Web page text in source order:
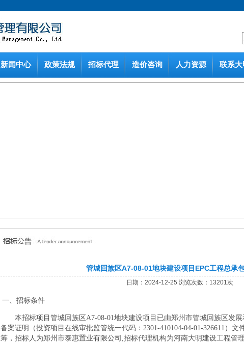
新闻中心 政策法规 招标代理 造价咨询 人力资源 联系大
管城回族区A7-08-01地块建设项目EPC工程总承
日期：2024-12-25 浏览次数：13201次
一、招标条件
本招标项目管城回族区A7-08-01地块建设项目已由郑州市管城回族区发
备案证明（投资项目在线审批监管统一代码： 2301-410104-04-01-326611）
筹，招标人为郑州市泰惠置业有限公司,招标代理机构为河南大明建设工程管